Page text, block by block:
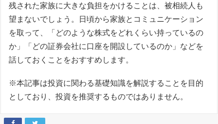
残された家族に大きな負担をかけることは、被相続人も
望まないでしょう。日頃から家族とコミュニケーション
を取って、「どのような株式をどれくらい持っているの
か」「どの証券会社に口座を開設しているのか」などを
話しておくことをおすすめします。
※本記事は投資に関わる基礎知識を解説することを目的
としており、投資を推奨するものではありません。